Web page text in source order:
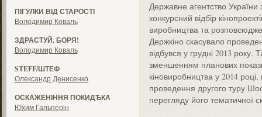
ПІГУЛКИ ВІД СТАРОСТІ
Володимир Коваль
ЗДРАСТУЙ, БОРЯ!
Володимир Коваль
STEFF/ШТЕФ
Олександр Денисенко
ОСКАЖЕНІННЯ ПОКИДѢКА
Юхим Гальперін
Державне агентство
конкурсний відбір
виробництва та
Держкіно скасувало
відбувся у грудні 2013 року.
зменшенням планових
кіновиробництва у 2014
проведення другого туру
перегляду його тематичної